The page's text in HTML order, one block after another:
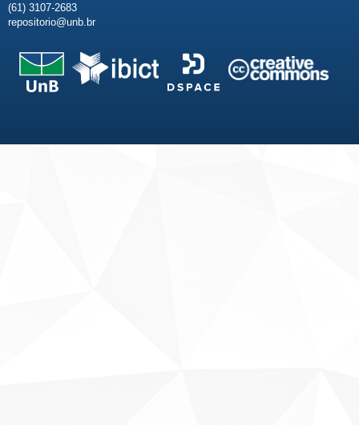
(61) 3107-2683
repositorio@unb.br